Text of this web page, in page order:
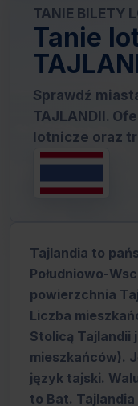
TANIE BILETY
Tanie
Sprawdź
TAJLANDII.
lotnicze oraz
Tajlandia to
Południowo-
powierzchnia
Liczba
Stolicą Tajlandii
mieszkańców).
język tajski.
to Bat. Tajlandia